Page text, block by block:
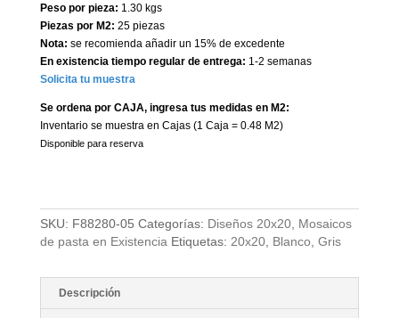
Peso por pieza: 1.30 kgs
Piezas por M2: 25 piezas
Nota: se recomienda añadir un 15% de excedente
En existencia tiempo regular de entrega: 1-2 semanas
Solicita tu muestra
Se ordena por CAJA, ingresa tus medidas en M2:
Inventario se muestra en Cajas (1 Caja = 0.48 M2)
Disponible para reserva
SKU: F88280-05 Categorías: Diseños 20x20, Mosaicos
de pasta en Existencia Etiquetas: 20x20, Blanco Gris
Descripción